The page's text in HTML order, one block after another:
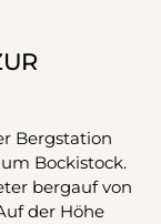
Bergstation
Bockistock.
bergauf von
der Höhe